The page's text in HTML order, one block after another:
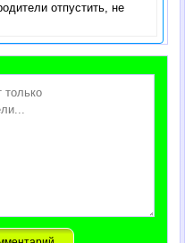
отпустить, не